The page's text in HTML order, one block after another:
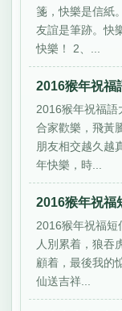
箋，快樂是信紙
友誼是筆跡。快
快樂！ 2、...
2016猴年祝福
2016猴年祝福語
合家歡樂，飛黃
朋友相交越久越
年快樂，時...
2016猴年祝福
2016猴年祝福短
人別累着，狼吞
顧着，最後我的
仙送吉祥...